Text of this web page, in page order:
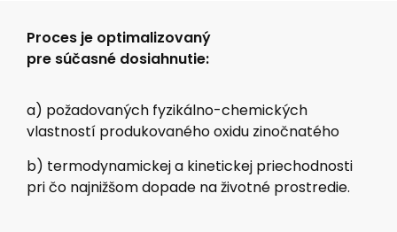
Proces je optimalizovaný
pre súčasné dosiahnutie:
a) požadovaných fyzikálno-chemických
vlastností produkovaného oxidu zinočnatého
b) termodynamickej a kinetickej priechodnosti
pri čo najnižšom dopade na životné prostredie.